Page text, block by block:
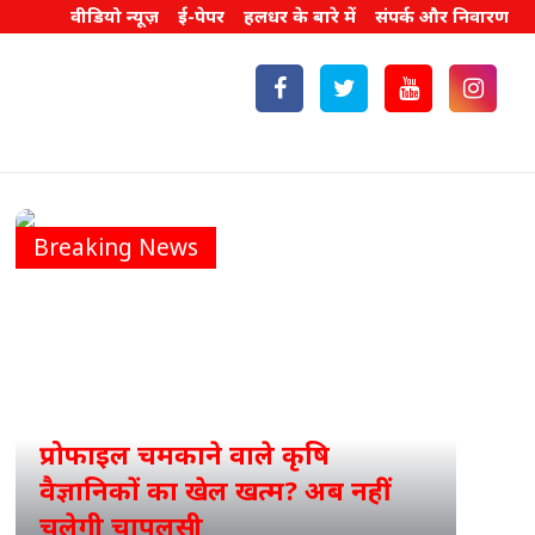
वीडियो न्यूज़ ई-पेपर हलधर के बारे में संपर्क और निवारण
Breaking News
प्रोफाइल चमकाने वाले कृषि
वैज्ञानिकों का खेल खत्म? अब नहीं
चलेगी चापलूसी